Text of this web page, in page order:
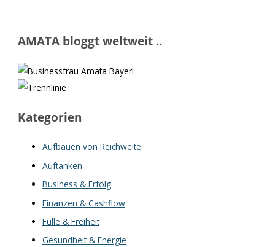
AMATA bloggt weltweit ..
Kategorien
Aufbauen von Reichweite
Auftanken
Business & Erfolg
Finanzen & Cashflow
Fülle & Freiheit
Gesundheit & Energie